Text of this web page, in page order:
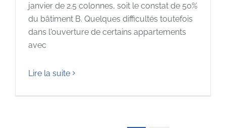
janvier de 2.5 colonnes, soit le constat de 50%
du bâtiment B. Quelques difficultés toutefois
dans l'ouverture de certains appartements
avec
Lire la suite